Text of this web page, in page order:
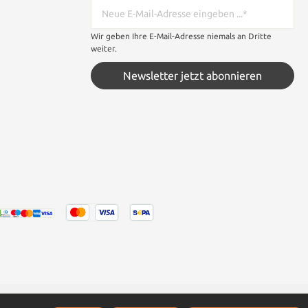
Ittoryu
wird
Technik
76,2cm
• Tsuba /
•
aus
1,24 kg
gefaltete
Wir geben Ihre E-Mail-Adresse niemals an Dritte
weiter.
Newsletter jetzt abonnieren